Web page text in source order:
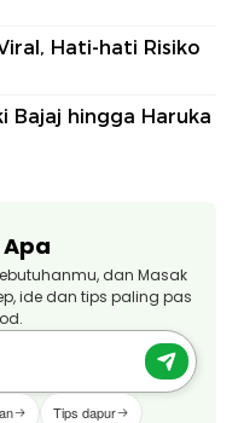
Hati-hati Risiko
Bajaj hingga Haruka
dan Masak
ide dan tips paling pas
Tips dapur